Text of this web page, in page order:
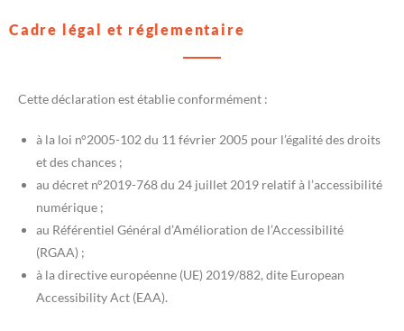
Cadre légal et réglementaire
Cette déclaration est établie conformément :
à la loi n°2005-102 du 11 février 2005 pour l’égalité des droits
et des chances ;
au décret n°2019-768 du 24 juillet 2019 relatif à l’accessibilité
numérique ;
au Référentiel Général d’Amélioration de l’Accessibilité
(RGAA) ;
à la directive européenne (UE) 2019/882, dite European
Accessibility Act (EAA).